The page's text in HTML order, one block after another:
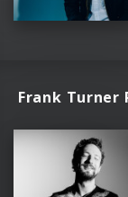
Frank Turner